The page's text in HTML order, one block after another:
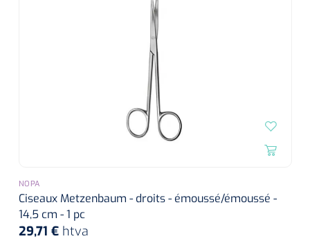
NOPA
Ciseaux Metzenbaum - droits - émoussé/émoussé -
14,5 cm - 1 pc
29,71 € htva